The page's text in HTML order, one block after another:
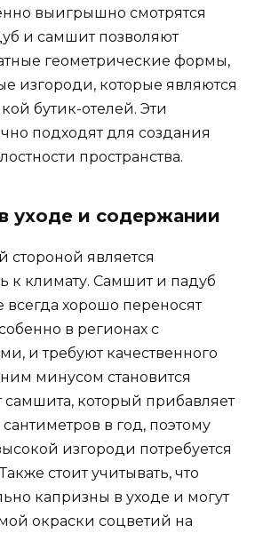
выигрышно смотрятся
и самшит позволяют
геометрические формы,
изгороди, которые являются
бутик-отелей. Эти
подходят для создания
пространства.
уходе и содержании
стороной является
к климату. Самшит и падуб
всегда хорошо переносят
в регионах с
и требуют качественного
минусом становится
который прибавляет
в год, поэтому
изгороди потребуется
стоит учитывать, что
капризны в уходе и могут
окраски соцветий на